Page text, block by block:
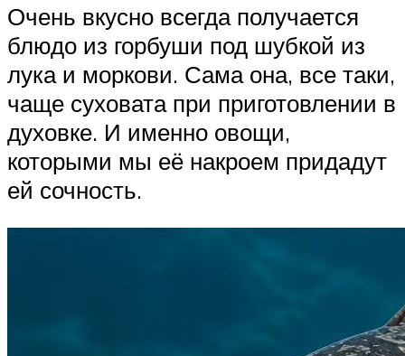
Очень вкусно всегда получается
блюдо из горбуши под шубкой из
лука и моркови. Сама она, все таки,
чаще суховата при приготовлении в
духовке. И именно овощи,
которыми мы её накроем придадут
ей сочность.